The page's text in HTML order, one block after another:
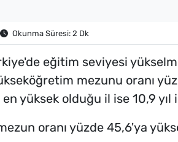
Okunma Süresi: 2 Dk
eğitim seviyesi
mezunu oranı
yüksek olduğu il ise 10,9 yıl
oranı yüzde 45,6'ya